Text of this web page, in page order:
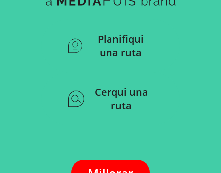
Planifiqui
una ruta
Cerqui una
ruta